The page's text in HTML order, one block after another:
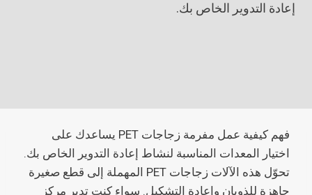
إعادة التدوير الخاص بك.
فهم كيفية عمل مفرمة زجاجات PET يساعدك على
اختيار المعدات المناسبة لنشاط إعادة التدوير الخاص بك.
تحوّل هذه الآلات زجاجات PET المهملة إلى قطع صغيرة
جاهزة للذوبان وإعادة التشكيل. سواء كنت تدير مركز